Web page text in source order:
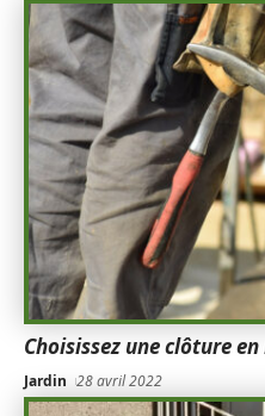
Choisissez une clôture
Jardin 28 avril 2022